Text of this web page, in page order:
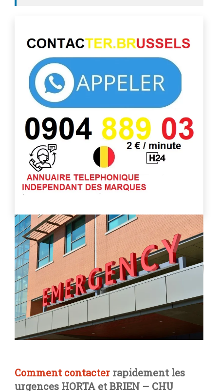
Comment contacter rapidement les
urgences HORTA et BRIEN – CHU